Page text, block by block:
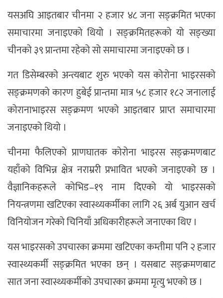
यसअघि आइतबार चीनमा २ हजार ४८ जना सङ्क्रमित भएका
समाचारमा जनाइएको थियो । सङ्क्रमितहरूको यो सङ्ख्या
चीनको ३९ प्रान्तमा रहेको सो समाचारमा जनाइएको छ ।
गत डिसेम्बरको अन्त्यबाट शुरु भएको यस कोरोना भाइरसको
सङ्क्रमणको कारण हुबेई प्रान्तमा मात्र ५८ हजार १८२ जनालाई
कोरानाभाइरस सङ्क्रमण भएको आइतबार प्राप्त समाचारमा
जनाइएको थियो ।
चीनमा फैलिएको प्राणघातक कोरोना भाइरस सङ्क्रमणबाट
यहाँको विभिन्न क्षेत्र नराम्ररी प्रभावित भएको जनाइएको छ ।
वैज्ञानिकहरूले कोभिड–१९ नाम दिएको यो भाइरसको
नियन्त्रणमा खटिएका स्वास्थ्यकर्मीका लागि २६ अर्ब युआन खर्च
विनियोजन गरेको चिनियाँ अधिकारीहरूले जनाएका थिए ।
यस भाइरसको उपचारका क्रममा खटिएका कम्तीमा पनि २ हजार
स्वास्थ्यकर्मी सङ्क्रमित भएका छन् । यसबाट सङ्क्रमणबाट
सात जना स्वास्थ्यकर्मीको उपचारका क्रममा मृत्यु भएको छ ।